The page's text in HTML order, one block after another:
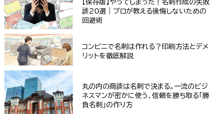
【保存版】やってしまった！名刺作成の失敗
談20選｜プロが教える後悔しないための
回避術
コンビニで名刺は作れる？印刷方法とデメ
リットを徹底解説
丸の内の商談は名刺で決まる。一流のビジ
ネスマンが密かに使う、信頼を勝ち取る「勝
負名刺」の作り方